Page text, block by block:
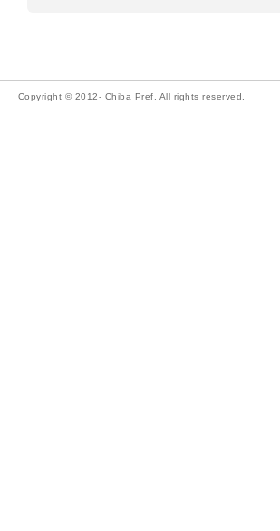
Copyright © 2012- Chiba Pref. All rights reserved.